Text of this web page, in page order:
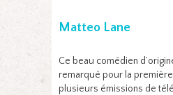
Matteo Lane
Ce beau comédien
remarqué pour la
plusieurs émissions de